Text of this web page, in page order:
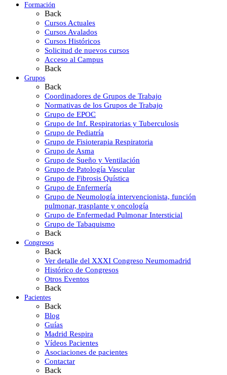
Formación
Back
Cursos Actuales
Cursos Avalados
Cursos Históricos
Solicitud de nuevos cursos
Acceso al Campus
Back
Grupos
Back
Coordinadores de Grupos de Trabajo
Normativas de los Grupos de Trabajo
Grupo de EPOC
Grupo de Inf. Respiratorias y Tuberculosis
Grupo de Pediatría
Grupo de Fisioterapia Respiratoria
Grupo de Asma
Grupo de Sueño y Ventilación
Grupo de Patología Vascular
Grupo de Fibrosis Quística
Grupo de Enfermería
Grupo de Neumología intervencionista, función
pulmonar, trasplante y oncología
Grupo de Enfermedad Pulmonar Intersticial
Grupo de Tabaquismo
Back
Congresos
Back
Ver detalle del XXXI Congreso Neumomadrid
Histórico de Congresos
Otros Eventos
Back
Pacientes
Back
Blog
Guías
Madrid Respira
Vídeos Pacientes
Asociaciones de pacientes
Contactar
Back